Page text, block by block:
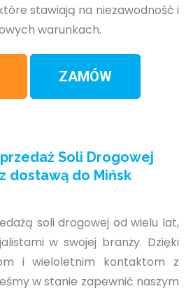
stawiają na niezawodność i
warunkach.
ZAMÓW
Soli Drogowej
dostawą do Mińsk
soli drogowej od wielu lat,
w swojej branży. Dzięki
i wieloletnim kontaktom z
w stanie zapewnić naszym